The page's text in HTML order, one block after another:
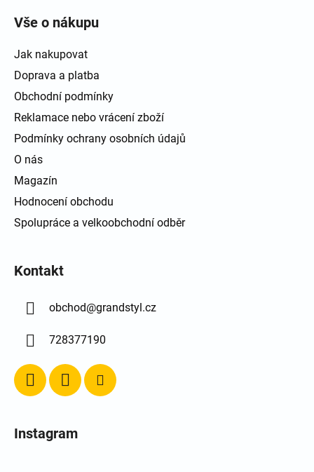
Vše o nákupu
Jak nakupovat
Doprava a platba
Obchodní podmínky
Reklamace nebo vrácení zboží
Podmínky ochrany osobních údajů
O nás
Magazín
Hodnocení obchodu
Spolupráce a velkoobchodní odběr
Kontakt
obchod@grandstyl.cz
728377190
Instagram